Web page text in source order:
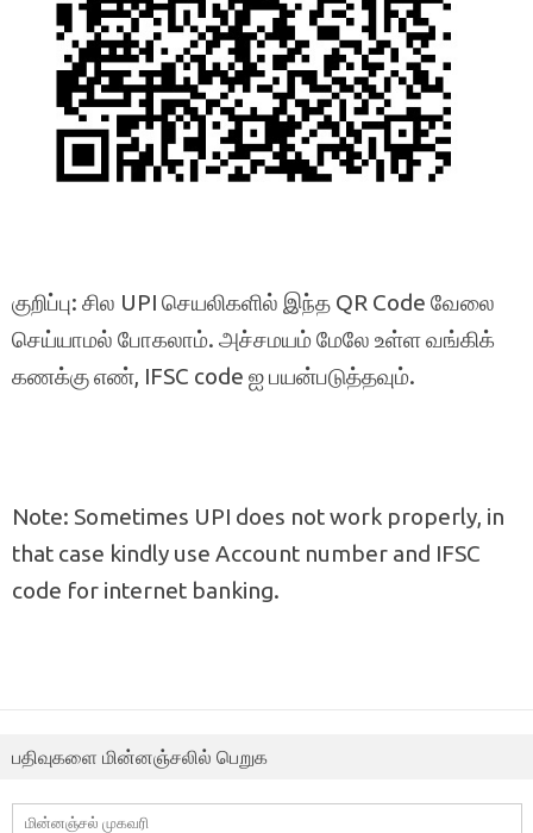
குறிப்பு: சில UPI செயலிகளில் இந்த QR Code வேலை
செய்யாமல் போகலாம். அச்சமயம் மேலே உள்ள வங்கிக்
கணக்கு எண், IFSC code ஐ பயன்படுத்தவும்.
Note: Sometimes UPI does not work properly, in
that case kindly use Account number and IFSC
code for internet banking.
பதிவுகளை மின்னஞ்சலில் பெறுக
மின்னஞ்சல்